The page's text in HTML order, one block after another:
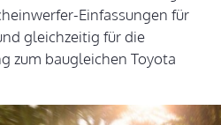
Einfassungen für
gleichzeitig für die
zum baugleichen Toyota